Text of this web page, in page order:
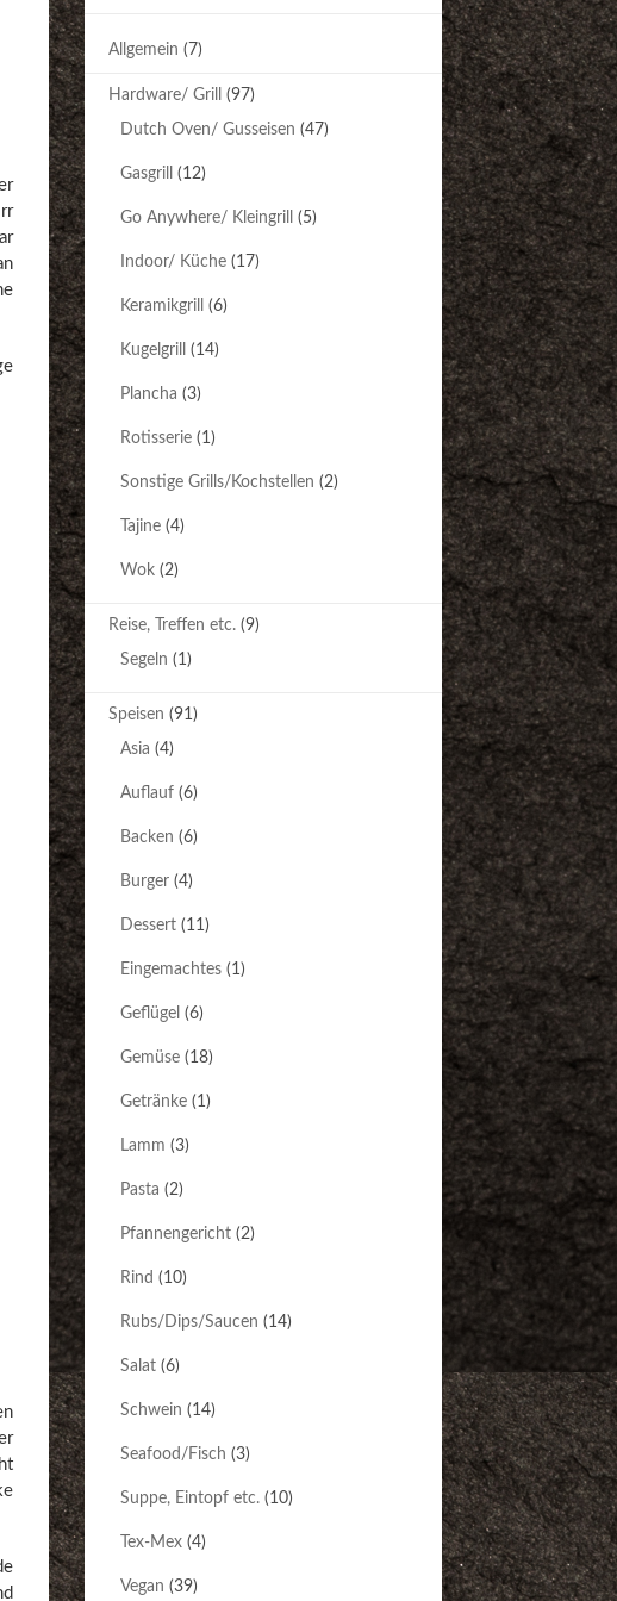
Allgemein (7)
Hardware/ Grill (97)
Dutch Oven/ Gusseisen (47)
Gasgrill (12)
Go Anywhere/ Kleingrill (5)
Indoor/ Küche (17)
Keramikgrill (6)
Kugelgrill (14)
Plancha (3)
Rotisserie (1)
Sonstige Grills/Kochstellen (2)
Tajine (4)
Wok (2)
Reise, Treffen etc. (9)
Segeln (1)
Speisen (91)
Asia (4)
Auflauf (6)
Backen (6)
Burger (4)
Dessert (11)
Eingemachtes (1)
Geflügel (6)
Gemüse (18)
Getränke (1)
Lamm (3)
Pasta (2)
Pfannengericht (2)
Rind (10)
Rubs/Dips/Saucen (14)
Salat (6)
Schwein (14)
Seafood/Fisch (3)
Suppe, Eintopf etc. (10)
Tex-Mex (4)
Vegan (39)